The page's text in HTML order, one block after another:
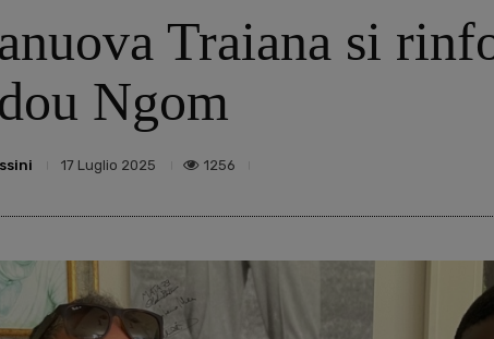
Traiana si
Ngom
17 Luglio 2025 1256